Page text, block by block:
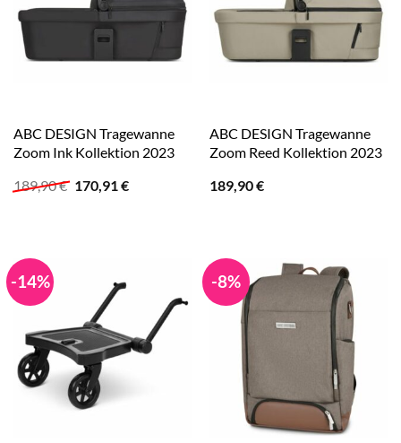
ABC DESIGN Tragewanne
Zoom Ink Kollektion 2023
189,90€ Ursprünglicher
170,91€Aktueller
ABC DESIGN Tragewanne
Zoom Reed Kollektion 2023
189,90€
-14% -8%